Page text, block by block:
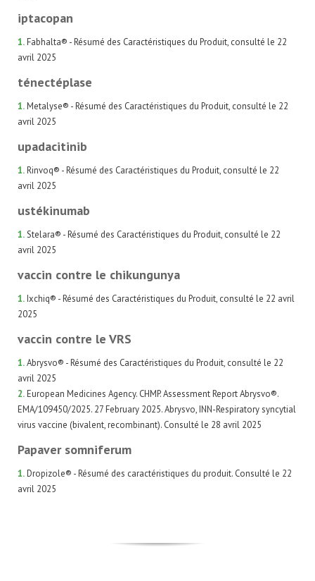
iptacopan
1.Fabhalta® - Résumé des Caractéristiques du Produit, consulté le 22
avril 2025
ténectéplase
1.Metalyse® - Résumé des Caractéristiques du Produit, consulté le 22
avril 2025
upadacitinib
1.Rinvoq® - Résumé des Caractéristiques du Produit, consulté le 22
avril 2025
ustékinumab
1.Stelara® - Résumé des Caractéristiques du Produit, consulté le 22
avril 2025
vaccin contre le chikungunya
1.Ixchiq® - Résumé des Caractéristiques du Produit, consulté le 22 avril
2025
vaccin contre le VRS
1.Abrysvo® - Résumé des Caractéristiques du Produit, consulté le 22
avril 2025
2.European Medicines Agency. CHMP. Assessment Report Abrysvo®.
EMA/109450/2025. 27 February 2025. Abrysvo, INN-Respiratory syncytial
virus vaccine (bivalent, recombinant). Consulté le 28 avril 2025
Papaver somniferum
1.Dropizole® - Résumé des caractéristiques du produit. Consulté le 22
avril 2025